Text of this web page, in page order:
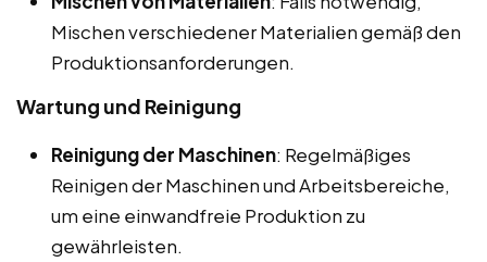
Mischen verschiedener Materialien gemäß den
Produktionsanforderungen.
Wartung und Reinigung
Reinigung der Maschinen: Regelmäßiges
Reinigen der Maschinen und Arbeitsbereiche,
um eine einwandfreie Produktion zu
gewährleisten.